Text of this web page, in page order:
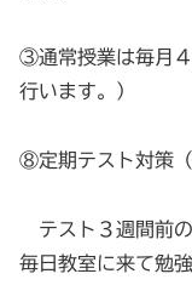
③通常授業は毎月
行います。）
⑧定期テスト対策
テスト３週間前
毎日教室に来て勉